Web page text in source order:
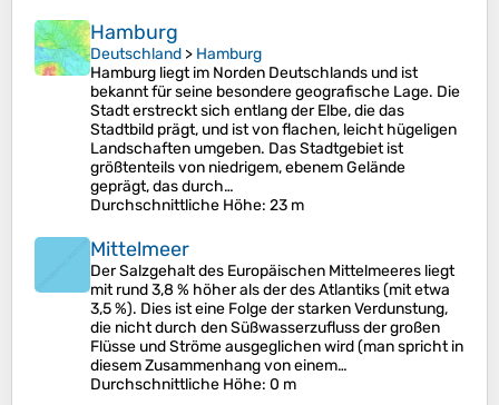
Hamburg
Deutschland > Hamburg
Hamburg liegt im Norden Deutschlands und ist
bekannt für seine besondere geografische Lage. Die
Stadt erstreckt sich entlang der Elbe, die das
Stadtbild prägt, und ist von flachen, leicht hügeligen
Landschaften umgeben. Das Stadtgebiet ist
größtenteils von niedrigem, ebenem Gelände
geprägt, das durch…
Durchschnittliche Höhe: 23 m
Mittelmeer
Der Salzgehalt des Europäischen Mittelmeeres liegt
mit rund 3,8 % höher als der des Atlantiks (mit etwa
3,5 %). Dies ist eine Folge der starken Verdunstung,
die nicht durch den Süßwasserzufluss der großen
Flüsse und Ströme ausgeglichen wird (man spricht in
diesem Zusammenhang von einem…
Durchschnittliche Höhe: 0 m